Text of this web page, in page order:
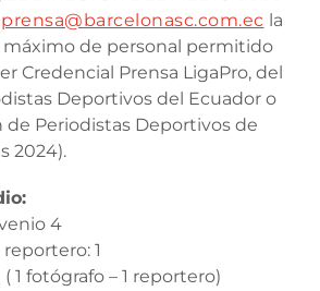
prensa@barcelonasc.com.ec la
máximo de personal permitido
Credencial Prensa LigaPro, del
Deportivos del Ecuador o
de Periodistas Deportivos de
2024).
4
1
( 1 fotógrafo – 1 reportero)